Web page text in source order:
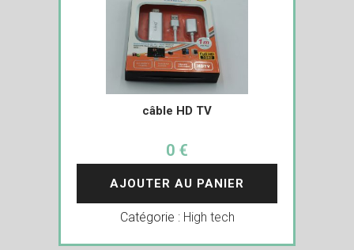
câble HD TV
0 €
AJOUTER AU PANIER
Catégorie : High tech